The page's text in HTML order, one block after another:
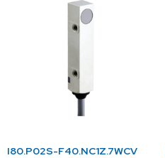
I80.P02S-F40.NC1Z.7WCV